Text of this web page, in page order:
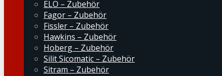
ELO – Zubehör
Fagor – Zubehör
Fissler – Zubehör
Hawkins – Zubehör
Hoberg – Zubehör
Silit Sicomatic – Zubehör
Sitram – Zubehör